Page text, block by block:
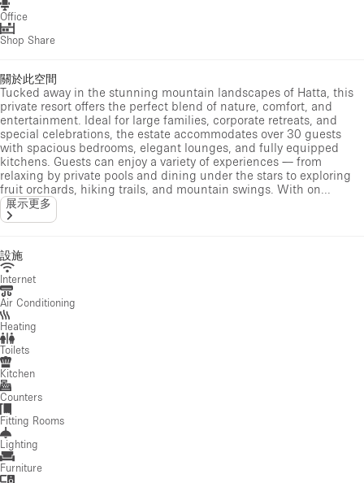
Office
Shop Share
關於此空間
Tucked away in the stunning mountain landscapes of Hatta, this
private resort offers the perfect blend of nature, comfort, and
entertainment. Ideal for large families, corporate retreats, and
special celebrations, the estate accommodates over 30 guests
with spacious bedrooms, elegant lounges, and fully equipped
kitchens. Guests can enjoy a variety of experiences — from
relaxing by private pools and dining under the stars to exploring
fruit orchards, hiking trails, and mountain swings. With on...
展示更多
設施
Internet
Air Conditioning
Heating
Toilets
Kitchen
Counters
Fitting Rooms
Lighting
Furniture